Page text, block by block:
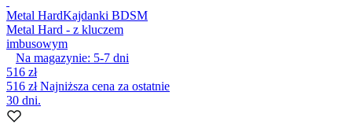
Metal HardKajdanki BDSM
Metal Hard - z kluczem
imbusowym
Na magazynie: 5-7 dni
516 zł
516 złNajniższa cena za ostatnie
30 dni.